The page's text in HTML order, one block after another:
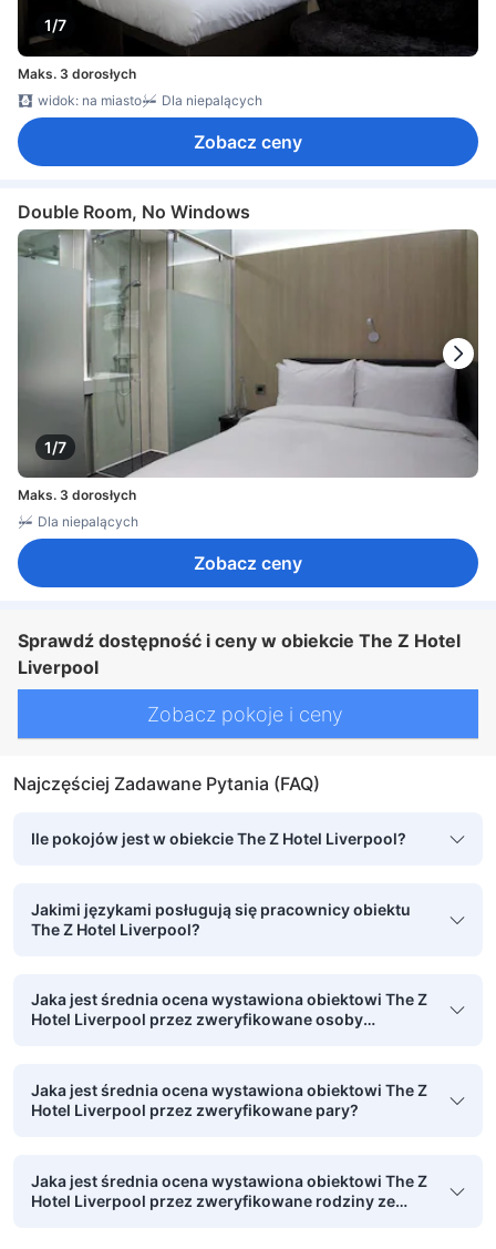
1/7
Maks. 3 dorosłych
widok: na miasto
Dla niepalących
Zobacz ceny
Double Room, No Windows
1/7
Maks. 3 dorosłych
Dla niepalących
Zobacz ceny
Sprawdź dostępność i ceny w obiekcie The Z Hotel
Liverpool
Zobacz pokoje i ceny
Najczęściej Zadawane Pytania (FAQ)
Ile pokojów jest w obiekcie The Z Hotel Liverpool?
Jakimi językami posługują się pracownicy obiektu
The Z Hotel Liverpool?
Jaka jest średnia ocena wystawiona obiektowi The Z
Hotel Liverpool przez zweryfikowane osoby
Jaka jest średnia ocena wystawiona obiektowi The Z
Hotel Liverpool przez zweryfikowane pary?
Jaka jest średnia ocena wystawiona obiektowi The Z
Hotel Liverpool przez zweryfikowane rodziny ze